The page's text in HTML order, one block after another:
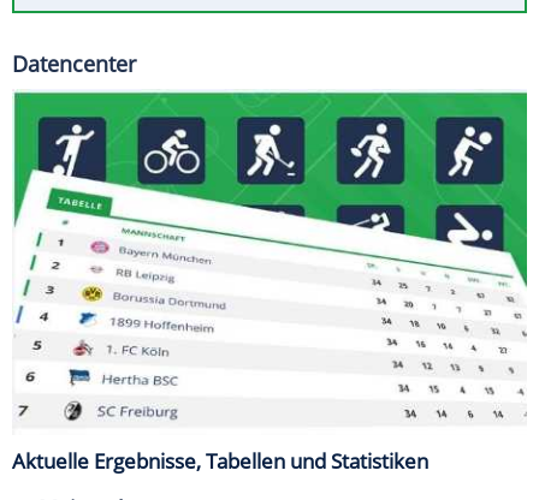
Datencenter
Aktuelle Ergebnisse, Tabellen und Statistiken